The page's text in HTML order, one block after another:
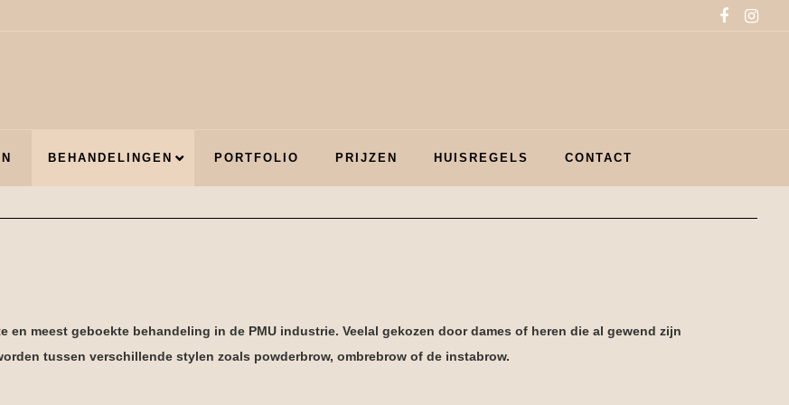
BEHANDELINGEN PORTFOLIO PRIJZEN HUISREGELS CONTACT
en meest geboekte behandeling in de PMU industrie. Veelal gekozen door dames of heren die al gewend zijn
tussen verschillende stylen zoals powderbrow, ombrebrow of de instabrow.